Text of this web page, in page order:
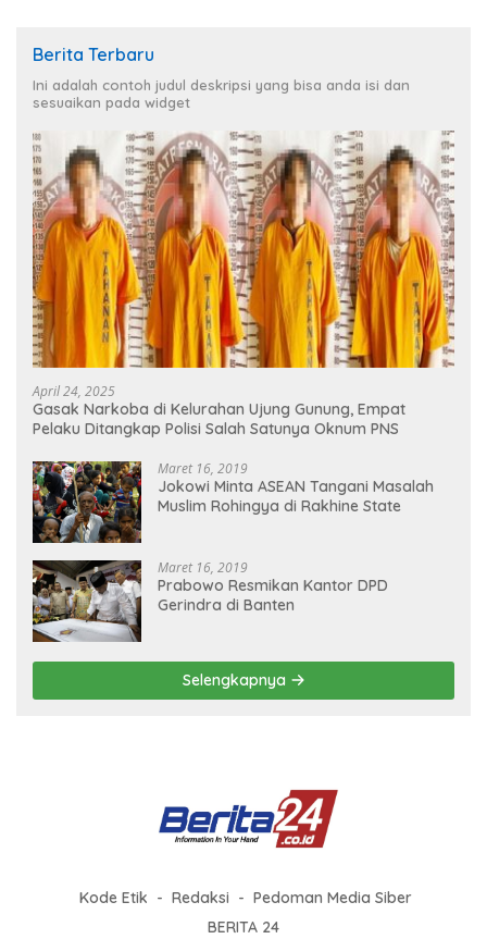
Berita Terbaru
Ini adalah contoh judul deskripsi yang bisa anda isi dan
sesuaikan pada widget
April 24, 2025
Gasak Narkoba di Kelurahan Ujung Gunung, Empat
Pelaku Ditangkap Polisi Salah Satunya Oknum PNS
Maret 16, 2019
Jokowi Minta ASEAN Tangani Masalah
Muslim Rohingya di Rakhine State
Maret 16, 2019
Prabowo Resmikan Kantor DPD
Gerindra di Banten
Selengkapnya
Kode Etik Redaksi
Pedoman Media Siber
BERITA 24